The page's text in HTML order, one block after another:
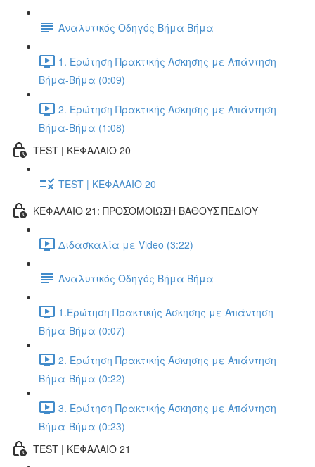
Αναλυτικός Οδηγός Βήμα Βήμα
1. Ερώτηση Πρακτικής Άσκησης με Απάντηση
Βήμα-Βήμα (0:09)
2. Ερώτηση Πρακτικής Άσκησης με Απάντηση
Βήμα-Βήμα (1:08)
TEST | ΚΕΦΑΛΑΙΟ 20
TEST | ΚΕΦΑΛΑΙΟ 20
ΚΕΦΑΛΑΙΟ 21: ΠΡΟΣΟΜΟΙΩΣΗ ΒΑΘΟΥΣ ΠΕΔΙΟΥ
Διδασκαλία με Video (3:22)
Αναλυτικός Οδηγός Βήμα Βήμα
1.Ερώτηση Πρακτικής Άσκησης με Απάντηση
Βήμα-Βήμα (0:07)
2. Ερώτηση Πρακτικής Άσκησης με Απάντηση
Βήμα-Βήμα (0:22)
3. Ερώτηση Πρακτικής Άσκησης με Απάντηση
Βήμα-Βήμα (0:23)
TEST | ΚΕΦΑΛΑΙΟ 21